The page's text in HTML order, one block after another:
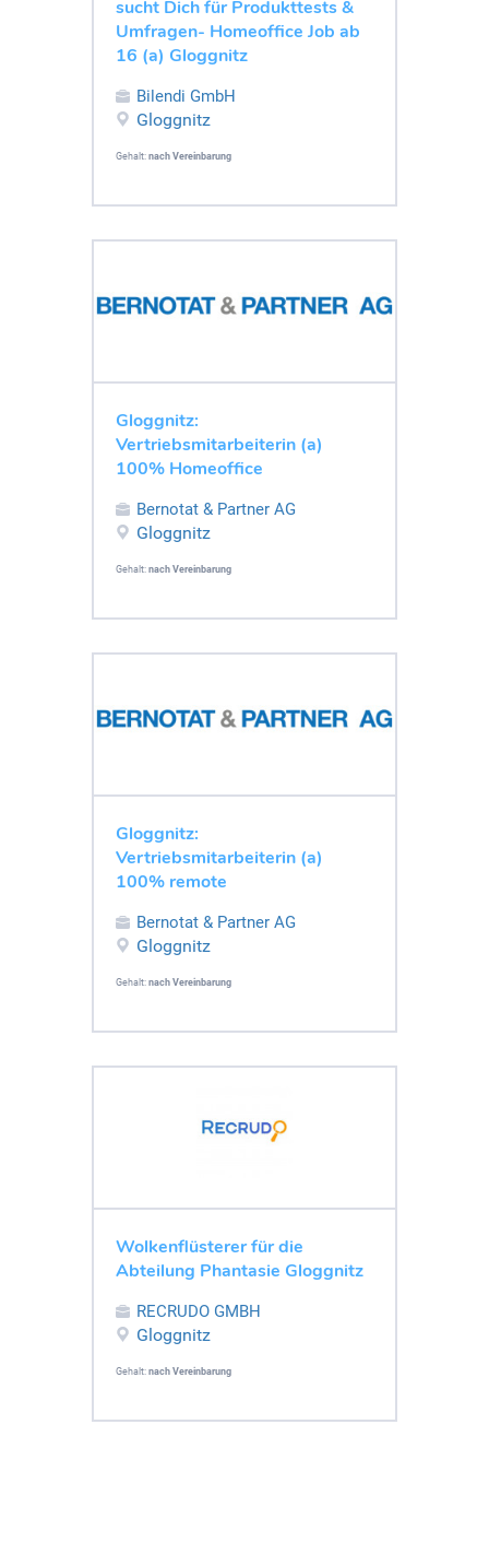
sucht Dich für Produkttests &
Umfragen- Homeoffice Job ab
16 (a) Gloggnitz
Bilendi GmbH
Gloggnitz
Gehalt: nach Vereinbarung
Gloggnitz:
Vertriebsmitarbeiterin (a)
100% Homeoffice
Bernotat & Partner AG
Gloggnitz
Gehalt: nach Vereinbarung
Gloggnitz:
Vertriebsmitarbeiterin (a)
100% remote
Bernotat & Partner AG
Gloggnitz
Gehalt: nach Vereinbarung
Wolkenflüsterer für die
Abteilung Phantasie Gloggnitz
RECRUDO GMBH
Gloggnitz
Gehalt: nach Vereinbarung